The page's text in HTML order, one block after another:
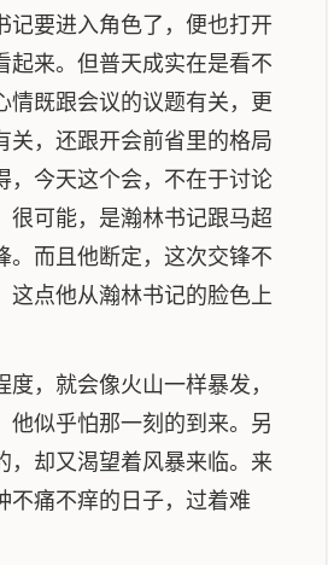
记要进入角色了，便也打开
起来。但普天成实在是看不
情既跟会议的议题有关，更
关，还跟开会前省里的格局
，今天这个会，不在于讨论
很可能，是瀚林书记跟马超
。而且他断定，这次交锋不
这点他从瀚林书记的脸色上
度，就会像火山一样暴发，
他似乎怕那一刻的到来。另
，却又渴望着风暴来临。来
不痛不痒的日子，过着难